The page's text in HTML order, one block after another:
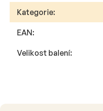
Kategorie:
EAN:
Velikost balení: